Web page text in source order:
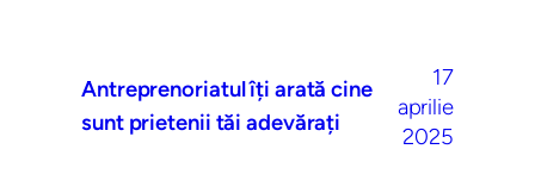
Antreprenoriatul îți arată cine
sunt prietenii tăi adevărați
17
aprilie
2025